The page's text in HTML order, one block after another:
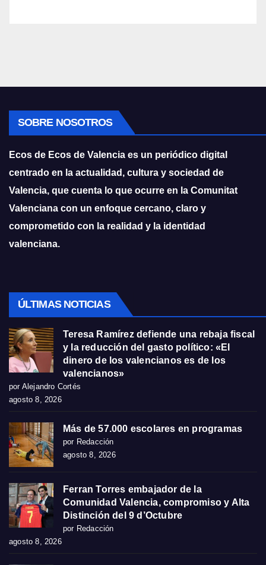
SOBRE NOSOTROS
Ecos de Ecos de Valencia es un periódico digital
centrado en la actualidad, cultura y sociedad de
Valencia, que cuenta lo que ocurre en la Comunitat
Valenciana con un enfoque cercano, claro y
comprometido con la realidad y la identidad
valenciana.
ÚLTIMAS NOTICIAS
Teresa Ramírez defiende una rebaja fiscal
y la reducción del gasto político: «El
dinero de los valencianos es de los
valencianos»
por Alejandro Cortés
agosto 8, 2026
Más de 57.000 escolares en programas
por Redacción
agosto 8, 2026
Ferran Torres embajador de la
Comunidad Valencia, compromiso y Alta
Distinción del 9 d’Octubre
por Redacción
agosto 8, 2026